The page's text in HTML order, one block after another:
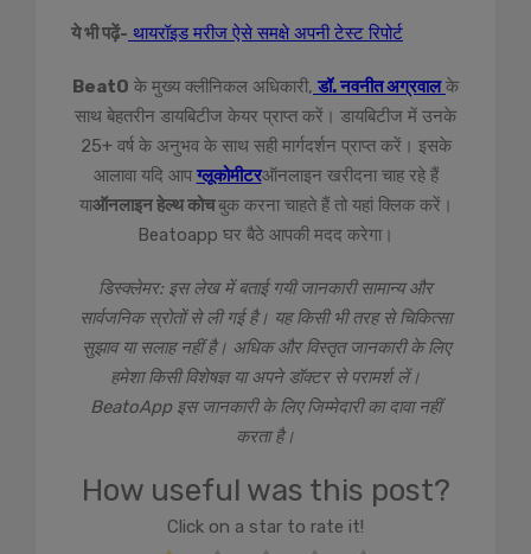
ये भी पढ़ें- थायरॉइड मरीज ऐसे समक्षे अपनी टेस्‍ट रिपोर्ट
BeatO के मुख्य क्लीनिकल अधिकारी, डॉ. नवनीत अग्रवाल के
साथ बेहतरीन डायबिटीज केयर प्राप्त करें। डायबिटीज में उनके
25+ वर्ष के अनुभव के साथ सही मार्गदर्शन प्राप्त करें। इसके
आलावा यदि आप ग्लूकोमीटरऑनलाइन खरीदना चाह रहे हैं
याऑनलाइन हेल्थ कोचबुक करना चाहते हैं तो यहां क्लिक करें।
Beatoapp घर बैठे आपकी मदद करेगा।
डिस्क्लेमर: इस लेख में बताई गयी जानकारी सामान्य और
सार्वजनिक स्रोतों से ली गई है। यह किसी भी तरह से चिकित्सा
सुझाव या सलाह नहीं है। अधिक और विस्तृत जानकारी के लिए
हमेशा किसी विशेषज्ञ या अपने डॉक्टर से परामर्श लें।
BeatoApp इस जानकारी के लिए जिम्मेदारी का दावा नहीं
करता है।
How useful was this post?
Click on a star to rate it!